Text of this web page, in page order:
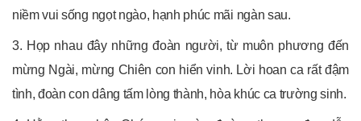
niềm vui sống ngọt ngào, hạnh phúc mãi ngàn sau.
3. Họp nhau đây những đoàn người, từ muôn phương đến
mừng Ngài, mừng Chiên con hiển vinh. Lời hoan ca rất đậm
tình, đoàn con dâng tấm lòng thành, hòa khúc ca trường sinh.